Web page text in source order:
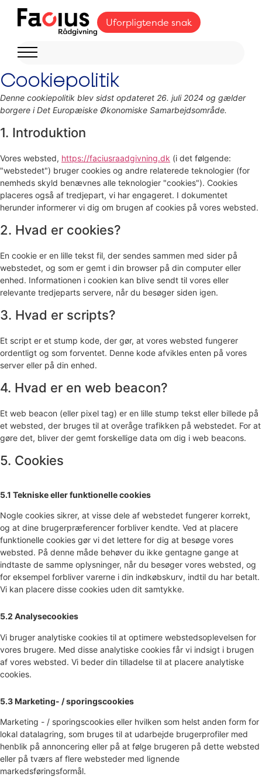
Uforpligtende snak
Cookiepolitik
Denne cookiepolitik blev sidst opdateret 26. juli 2024 og gælder
borgere i Det Europæiske Økonomiske Samarbejdsområde.
1. Introduktion
Vores websted, https://faciusraadgivning.dk (i det følgende:
"webstedet") bruger cookies og andre relaterede teknologier (for
nemheds skyld benævnes alle teknologier "cookies"). Cookies
placeres også af tredjepart, vi har engageret. I dokumentet
herunder informerer vi dig om brugen af ​​cookies på vores websted.
2. Hvad er cookies?
En cookie er en lille tekst fil, der sendes sammen med sider på
webstedet, og som er gemt i din browser på din computer eller
enhed. Informationen i cookien kan blive sendt til vores eller
relevante tredjeparts servere, når du besøger siden igen.
3. Hvad er scripts?
Et script er et stump kode, der gør, at vores websted fungerer
ordentligt og som forventet. Denne kode afvikles enten på vores
server eller på din enhed.
4. Hvad er en web beacon?
Et web beacon (eller pixel tag) er en lille stump tekst eller billede på
et websted, der bruges til at overåge trafikken på webstedet. For at
gøre det, bliver der gemt forskellige data om dig i web beacons.
5. Cookies
5.1 Tekniske eller funktionelle cookies
Nogle cookies sikrer, at visse dele af webstedet fungerer korrekt,
og at dine brugerpræferencer forbliver kendte. Ved at placere
funktionelle cookies gør vi det lettere for dig at besøge vores
websted. På denne måde behøver du ikke gentagne gange at
indtaste de samme oplysninger, når du besøger vores websted, og
for eksempel forbliver varerne i din indkøbskurv, indtil du har betalt.
Vi kan placere disse cookies uden dit samtykke.
5.2 Analysecookies
Vi bruger analytiske cookies til at optimere webstedsoplevelsen for
vores brugere. Med disse analytiske cookies får vi indsigt i brugen
af ​​vores websted. Vi beder din tilladelse til at placere analytiske
cookies.
5.3 Marketing- / sporingscookies
Marketing - / sporingscookies eller hvilken som helst anden form for
lokal datalagring, som bruges til at udarbejde brugerprofiler med
henblik på annoncering eller på at følge brugeren på dette websted
eller på tværs af flere websteder med lignende
markedsføringsformål.